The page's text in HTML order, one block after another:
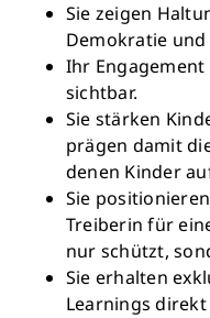
Sie zeigen
Demokratie und
Ihr Engagement
sichtbar.
Sie stärken
prägen damit
denen Kinder
Sie
Treiberin für
nur schützt,
Sie erhalten
Learnings